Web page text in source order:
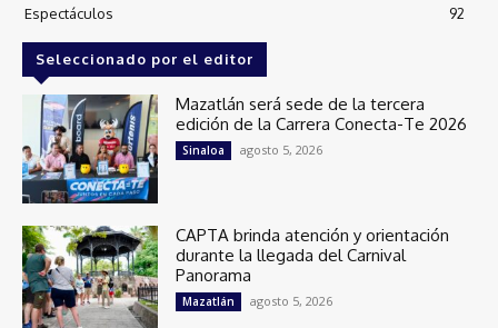
Espectáculos
92
Seleccionado por el editor
Mazatlán será sede de la tercera
edición de la Carrera Conecta-Te 2026
Sinaloa agosto 5, 2026
CAPTA brinda atención y orientación
durante la llegada del Carnival
Panorama
Mazatlán agosto 5, 2026